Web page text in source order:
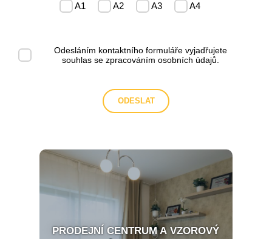
A1 A2 A3 A4
Odesláním kontaktního formuláře vyjadřujete
souhlas se zpracováním osobních údajů.
PRODEJNÍ CENTRUM A VZOROVÝ